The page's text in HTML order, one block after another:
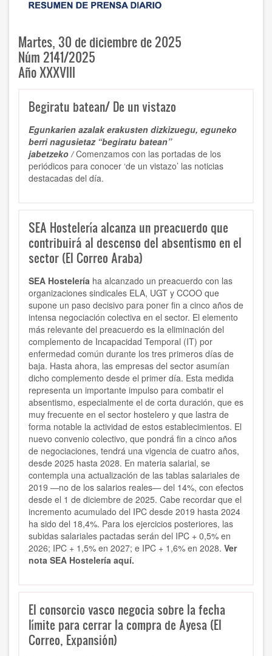
Martes, 30 de diciembre de 2025
Núm 2141/2025
Año XXXVIII
Begiratu batean/ De un vistazo
Egunkarien azalak erakusten dizkizuegu, eguneko
berri nagusietaz “begiratu batean”
jabetzeko /Comenzamos con las portadas de los
periódicos para conocer ‘de un vistazo’ las noticias
destacadas del día.
SEA Hostelería alcanza un preacuerdo que
contribuirá al descenso del absentismo en el
sector (El Correo Araba)
SEA Hostelería ha alcanzado un preacuerdo con las
organizaciones sindicales ELA, UGT y CCOO que
supone un paso decisivo para poner fin a cinco años de
intensa negociación colectiva en el sector. El elemento
más relevante del preacuerdo es la eliminación del
complemento de Incapacidad Temporal (IT) por
enfermedad común durante los tres primeros días de
baja. Hasta ahora, las empresas del sector asumían
dicho complemento desde el primer día. Esta medida
representa un importante impulso para combatir el
absentismo, especialmente el de corta duración, que es
muy frecuente en el sector hostelero y que lastra de
forma notable la actividad de estos establecimientos. El
nuevo convenio colectivo, que pondrá fin a cinco años
de negociaciones, tendrá una vigencia de cuatro años,
desde 2025 hasta 2028. En materia salarial, se
contempla una actualización de las tablas salariales de
2019 —no de los salarios reales— del 14%, con efectos
desde el 1 de diciembre de 2025. Cabe recordar que el
incremento acumulado del IPC desde 2019 hasta 2024
ha sido del 18,4%. Para los ejercicios posteriores, las
subidas salariales pactadas serán del IPC + 0,5% en
2026; IPC + 1,5% en 2027; e IPC + 1,6% en 2028. Ver
nota SEA Hostelería aquí.
El consorcio vasco negocia sobre la fecha
límite para cerrar la compra de Ayesa (El
Correo, Expansión)